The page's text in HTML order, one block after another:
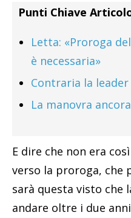
Punti Chiave
Letta: «Proroga
è necessaria»
Contraria la
La manovra
E dire che non era
verso la proroga, che
sarà questa visto che
andare oltre i due